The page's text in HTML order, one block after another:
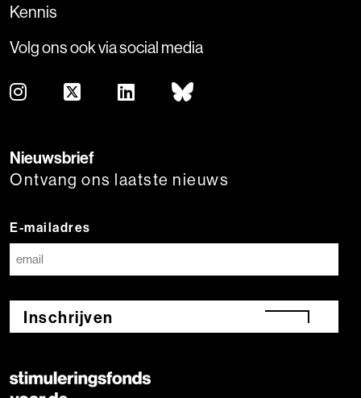
Kennis
Volg ons ook via social media
Nieuwsbrief
Ontvang ons laatste nieuws
E-mailadres
Inschrijven